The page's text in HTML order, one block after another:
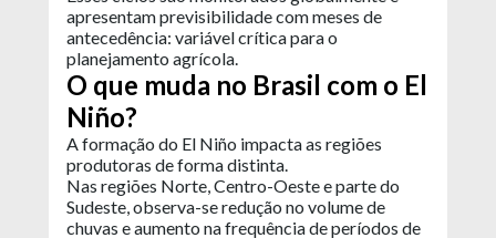
apresentam previsibilidade com meses de
antecedência: variável crítica para o
planejamento agrícola.
O que muda no Brasil com o El
Niño?
A formação do El Niño impacta as regiões
produtoras de forma distinta.
Nas regiões Norte, Centro-Oeste e parte do
Sudeste, observa-se redução no volume de
chuvas e aumento na frequência de períodos de